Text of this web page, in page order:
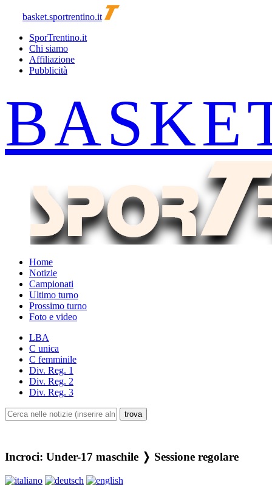
basket.sportrentino.it
SporTrentino.it
Chi siamo
Affiliazione
Pubblicità
Home
Notizie
Campionati
Ultimo turno
Prossimo turno
Foto e video
LBA
C unica
C femminile
Div. Reg. 1
Div. Reg. 2
Div. Reg. 3
Incroci: Under-17 maschile ❭ Sessione regolare